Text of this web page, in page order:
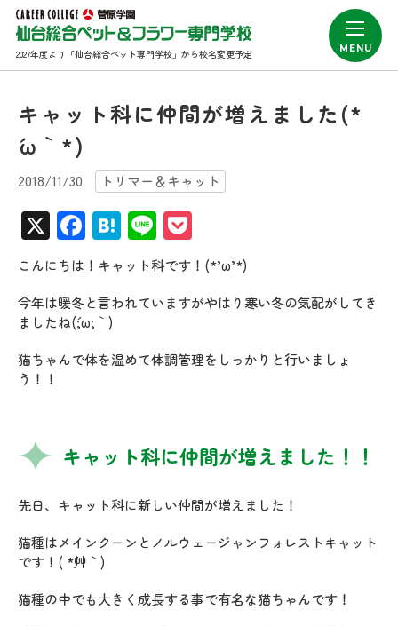
2027年度より「仙台総合ペット専門学校」から校名変更予定
キャット科に仲間が増えました(*
´ω｀*)
2018/11/30 トリマー＆キャット
X Facebook
Hatena
Line
こんにちは！キャット科です！(*’ω’*)
今年は暖冬と言われていますがやはり寒い冬の気配がしてき
ましたね(´;ω;｀)
猫ちゃんで体を温めて体調管理をしっかりと行いましょ
う！！
キャット科に仲間が増えました！！
先日、キャット科に新しい仲間が増えました！
猫種はメインクーンとノルウェージャンフォレストキャット
です！( *´艸｀)
猫種の中でも大きく成長する事で有名な猫ちゃんです！